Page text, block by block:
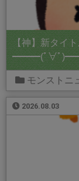
【神】新タイ
━━━(ﾟ∀ﾟ
モンストニ
2026.08.03